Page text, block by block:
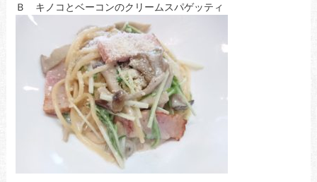
Ｂ キノコとベーコンのクリームスパゲッティ